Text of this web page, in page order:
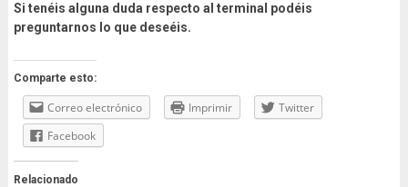
Si tenéis alguna duda respecto al terminal podéis
preguntarnos lo que deseéis.
Comparte esto:
Correo electrónico Imprimir
Twitter
Facebook
Relacionado